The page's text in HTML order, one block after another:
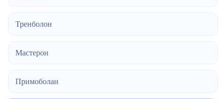
Тренболон
Мастерон
Примоболан